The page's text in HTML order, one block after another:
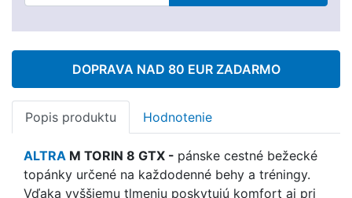
DOPRAVA NAD 80 EUR ZADARMO
Popis produktu Hodnotenie
ALTRA M TORIN 8 GTX - pánske cestné bežecké
topánky určené na každodenné behy a tréningy.
Vďaka vyššiemu tlmeniu poskytujú komfort aj pri